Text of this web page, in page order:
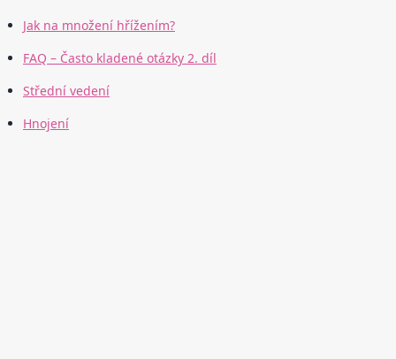
Jak na množení hřížením?
FAQ – Často kladené otázky 2. díl
Střední vedení
Hnojení